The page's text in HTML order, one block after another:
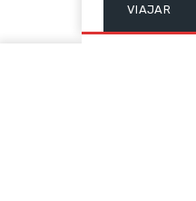
VIAJAR